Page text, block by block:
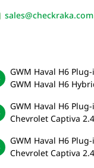
sales@checkraka.com
GWM Haval H6
GWM Haval H6
GWM Haval H6
Chevrolet Captiva
GWM Haval H6
Chevrolet Captiva